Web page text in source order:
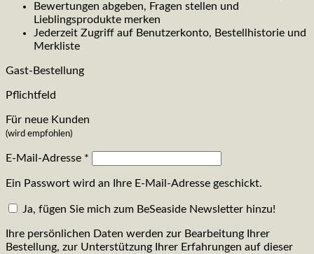
Bewertungen abgeben, Fragen stellen und
Lieblingsprodukte merken
Jederzeit Zugriff auf Benutzerkonto, Bestellhistorie und
Merkliste
Gast-Bestellung
Pflichtfeld
Für neue Kunden
(wird empfohlen)
E-Mail-Adresse *
Ein Passwort wird an Ihre E-Mail-Adresse geschickt.
Ja, fügen Sie mich zum BeSeaside Newsletter hinzu!
Ihre persönlichen Daten werden zur Bearbeitung Ihrer
Bestellung, zur Unterstützung Ihrer Erfahrungen auf dieser